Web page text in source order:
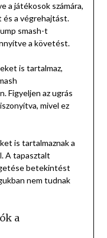
a játékosok számára,
és a végrehajtást.
smash-t
a követést.
is tartalmaz,
Figyeljen az ugrás
mivel ez
is tartalmaznak a
A tapasztalt
betekintést
nem tudnak
a